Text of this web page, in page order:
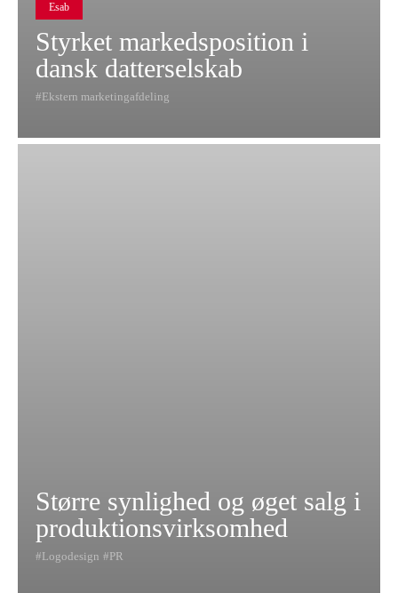
Esab
Styrket markedsposition i
dansk datterselskab
Ekstern marketingafdeling
Større synlighed og øget salg i
produktionsvirksomhed
Logodesign PR